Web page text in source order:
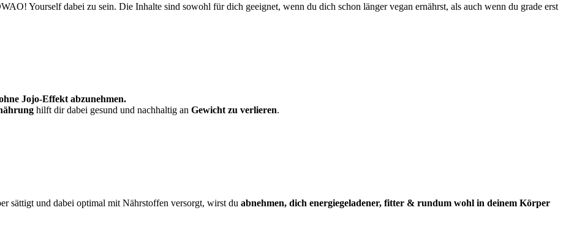
Yourself dabei zu sein. Die Inhalte sind sowohl für dich geeignet, wenn du dich schon länger vegan ernährst, als auch wenn du grade erst
Jojo-Effekt abzunehmen.
hilft dir dabei gesund und nachhaltig an Gewicht zu verlieren.
sättigt und dabei optimal mit Nährstoffen versorgt, wirst du abnehmen, dich energiegeladener, fitter & rundum wohl in deinem Körper